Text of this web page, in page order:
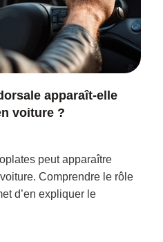
apparaît-elle
voiture ?
peut apparaître
Comprendre le rôle
d’en expliquer le